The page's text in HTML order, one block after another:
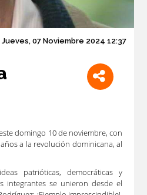
Jueves, 07 Noviembre 2024 12:37
domingo 10 de noviembre, con
a la revolución dominicana, al
patrióticas, democráticas y
integrantes se unieron desde el